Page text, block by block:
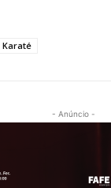
Karaté
- Anúncio -